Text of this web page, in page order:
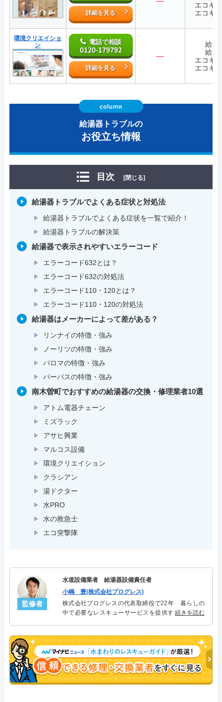
詳細を見る
エコキ
エコキ
環境クリエイショ
ン
電話で相談
0120-179792
詳細を見る
―
給湯
給湯
エコキ
エコキ
給湯器トラブルの
お役立ち情報
目次 [閉じる]
給湯器トラブルでよくある症状と対処法
給湯器トラブルでよくある症状を一覧で紹介！
給湯器トラブルの解決策
給湯器で表示されやすいエラーコード
エラーコード632とは？
エラーコード632の対処法
エラーコード110・120とは？
エラーコード110・120の対処法
給湯器はメーカーによって差がある？
リンナイの特徴・強み
ノーリツの特徴・強み
パロマの特徴・強み
パーパスの特徴・強み
南木曽町でおすすめの給湯器の交換・修理業者10選
アトム電器チェーン
ミズラック
アサヒ興業
マルコス設備
環境クリエイション
クラシアン
湯ドクター
水PRO
水の救急士
エコ突撃隊
監修者
水道設備業者 給湯器設備責任者
小嶋 豊(株式会社プログレス)
株式会社プログレスの代表取締役で22年 暮らしの
中で必要なレスキューサービスを提供する株式会社
決。多くのお客様に信頼される「給湯器」のスペシ
ャリスト。
続きを読む